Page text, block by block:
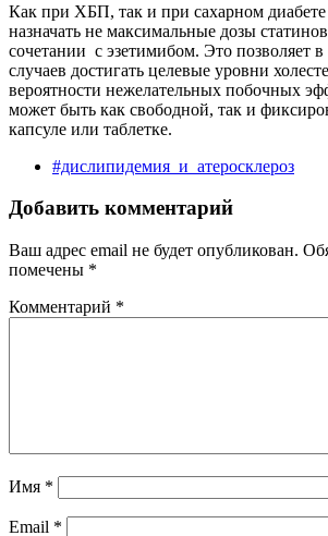
Как при ХБП, так и при сахарном диабете
назначать не максимальные дозы
сочетании с эзетимибом. Это позволяет
случаев достигать целевые уровни
вероятности нежелательных побочных
может быть как свободной, так и
капсуле или таблетке.
#дислипидемия_и_атеросклероз
Добавить комментарий
Ваш адрес email не будет опубликован.
помечены *
Комментарий *
Имя *
Email *